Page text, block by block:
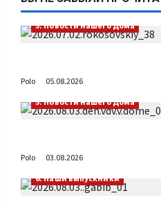
5. Новости нашего Дома
Polo
05.08.2026
5. Новости нашего Дома
Polo
03.08.2026
6. Наши выпускники